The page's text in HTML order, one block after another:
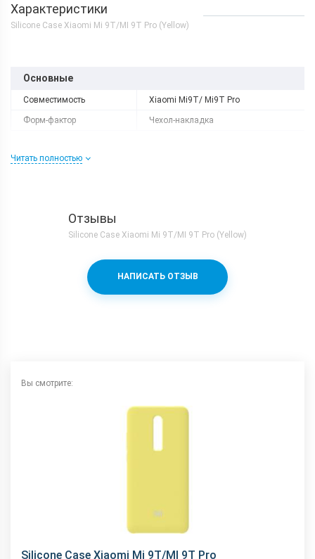
Характеристики
Silicone Case Xiaomi Mi 9T/MI 9T Pro (Yellow)
Основные
Совместимость Xiaomi Mi9T/ Mi9T Pro
Форм-фактор Чехол-накладка
Читать полностью
Отзывы
Silicone Case Xiaomi Mi 9T/MI 9T Pro (Yellow)
НАПИСАТЬ ОТЗЫВ
Вы смотрите:
Silicone Case Xiaomi Mi 9T/MI 9T Pro